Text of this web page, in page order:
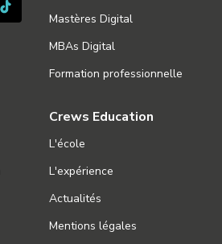
Mastères Digital
MBAs Digital
Formation professionnelle
Crews Education
L'école
L'expérience
Actualités
Mentions légales